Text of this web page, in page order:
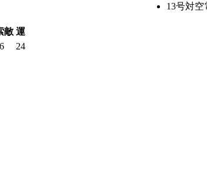
13号対空
敵 運
24